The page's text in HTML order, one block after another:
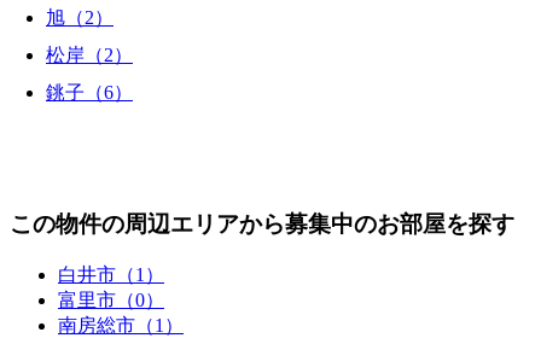
旭（2）
松岸（2）
銚子（6）
この物件の周辺エリアから募集中のお部屋を探す
白井市（1）
富里市（0）
南房総市（1）